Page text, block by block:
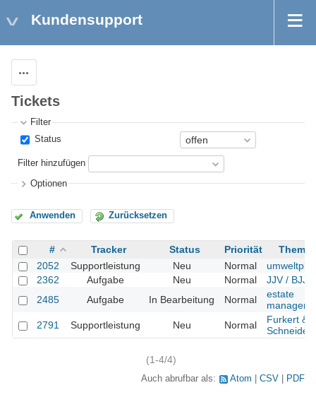
Kundensupport
Tickets
Filter
Status
Filter hinzufügen
Optionen
Anwenden Zurücksetzen
# Tracker Status Priorität
Thema
2052
Supportleistung Neu Normal
2362
Aufgabe Neu Normal
JJV / BJJV
2485
Aufgabe In Bearbeitung Normal
estate
manager
2791
Supportleistung Neu Normal
Furkert &
Schneider
(1-4/4)
Auch abrufbar als: Atom CSV PDF